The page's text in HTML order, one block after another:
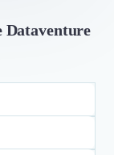
Dataventure